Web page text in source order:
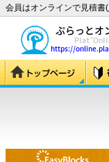
会員はオンラインで見積書(